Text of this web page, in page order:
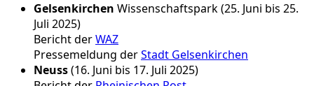
Gelsenkirchen Wissenschaftspark (25. Juni bis 25.
Juli 2025)
Bericht derWAZ
Pressemeldung derStadt Gelsenkirchen
Neuss(16. Juni bis 17. Juli 2025)